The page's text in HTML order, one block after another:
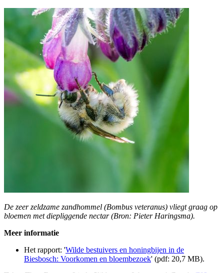
De zeer zeldzame zandhommel (Bombus veteranus) vliegt graag op
bloemen met diepliggende nectar (Bron: Pieter Haringsma).
Meer informatie
Het rapport: 'Wilde bestuivers en honingbijen in de
Biesbosch: Voorkomen en bloembezoek' (pdf: 20,7 MB).